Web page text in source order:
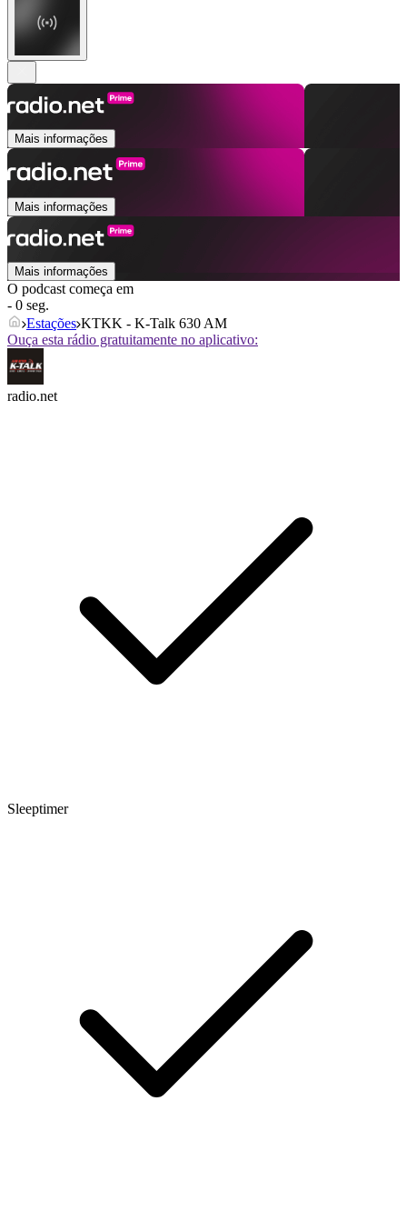
Mais informações
Mais informações
Mais informações
O podcast começa em
- 0 seg.
Estações KTKK - K-Talk 630 AM
Ouça esta rádio gratuitamente no aplicativo:
radio.net
Sleeptimer